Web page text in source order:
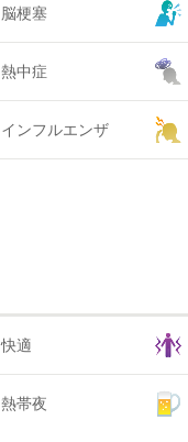
脳梗塞
熱中症
インフルエンザ
快適
熱帯夜